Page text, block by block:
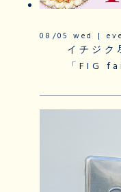
08/05 wed |
イチジク
「FIG